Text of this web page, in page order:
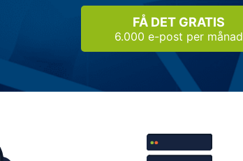
FÅ DET GRATIS
6.000 e-post per månad